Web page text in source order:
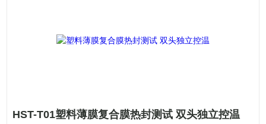
HST-T01塑料薄膜复合膜热封测试 双头独立控温